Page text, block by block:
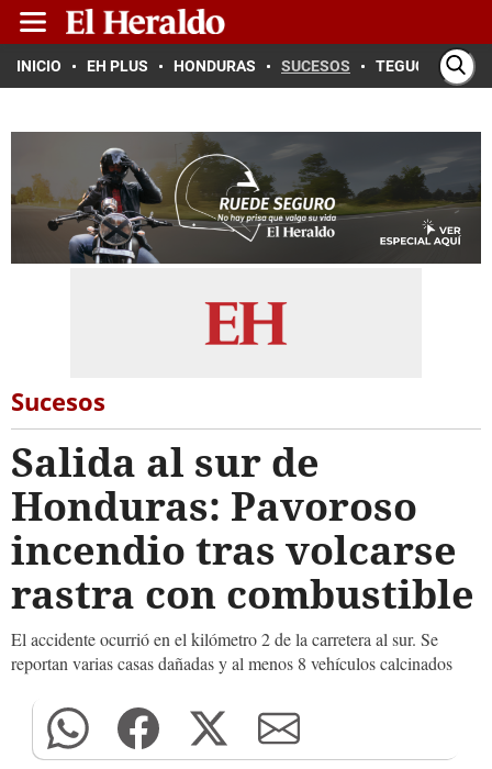
INICIO EH PLUS HONDURAS SUCESOS TEGUCIGALPA
Sucesos
Salida al sur de
Honduras: Pavoroso
incendio tras volcarse
rastra con combustible
El accidente ocurrió en el kilómetro 2 de la carretera al sur. Se
reportan varias casas dañadas y al menos 8 vehículos calcinados